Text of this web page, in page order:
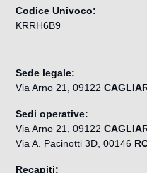
Codice Univoco:
KRRH6B9
Sede legale:
Via Arno 21, 09122
Sedi operative:
Via Arno 21, 09122
Via A. Pacinotti 3D, 00146
Recapiti: